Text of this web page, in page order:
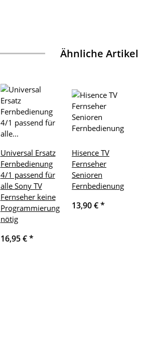
Ähnliche Artikel
Universal Ersatz
Fernbedienung
4/1 passend für
alle Sony TV
Fernseher keine
Programmierung
nötig
16,95 €*
Hisence TV
Fernseher
Senioren
Fernbedienung
13,90 €*